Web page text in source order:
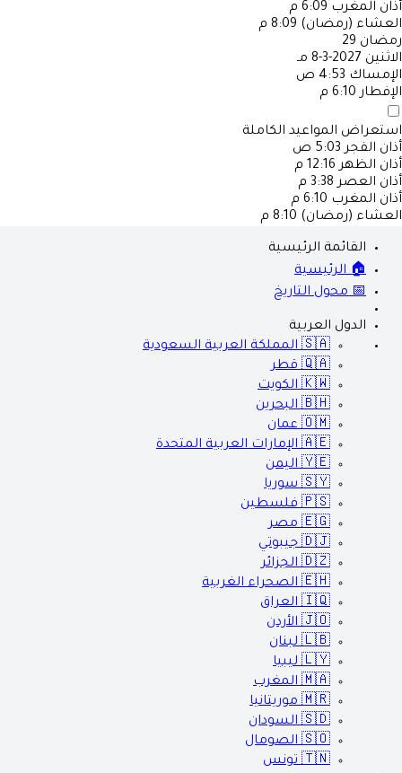
أذان المغرب 6:09 م
العشاء (رمضان) 8:09 م
رمضان 29
الاثنين 2027-3-8 مـ
الإمساك 4:53 ص
الإفطار 6:10 م
استعراض المواعيد الكاملة
أذان الفجر 5:03 ص
أذان الظهر 12:16 م
أذان العصر 3:38 م
أذان المغرب 6:10 م
العشاء (رمضان) 8:10 م
القائمة الرئيسية
🏠 الرئيسية
📅 محول التاريخ
الدول العربية
🇸🇦 المملكة العربية السعودية
🇶🇦 قطر
🇰🇼 الكويت
🇧🇭 البحرين
🇴🇲 عمان
🇦🇪 الإمارات العربية المتحدة
🇾🇪 اليمن
🇸🇾 سوريا
🇵🇸 فلسطين
🇪🇬 مصر
🇩🇯 جيبوتي
🇩🇿 الجزائر
🇪🇭 الصحراء الغربية
🇮🇶 العراق
🇯🇴 الأردن
🇱🇧 لبنان
🇱🇾 ليبيا
🇲🇦 المغرب
🇲🇷 موريتانيا
🇸🇩 السودان
🇸🇴 الصومال
🇹🇳 تونس